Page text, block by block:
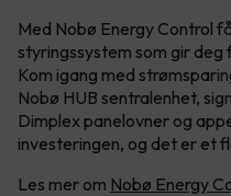
Med Nobø Energy Control
styringssystem som gir
Kom igang med
Nobø HUB sentralenhet,
Dimplex panelovner og
investeringen, og det er et
Les mer om Nobø Energy